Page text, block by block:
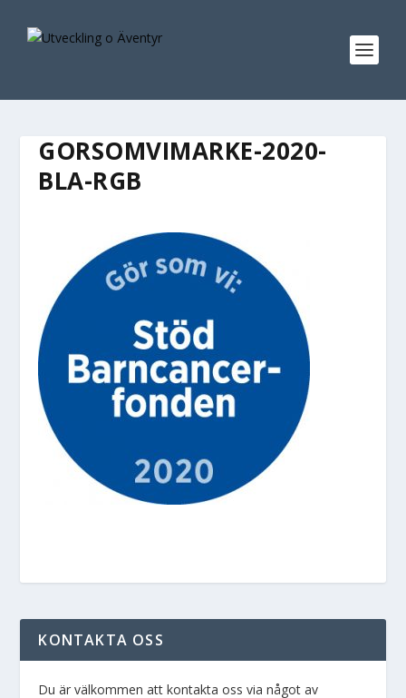
GORSOMVIMARKE-2020-
BLA-RGB
KONTAKTA OSS
Du är välkommen att kontakta oss via något av